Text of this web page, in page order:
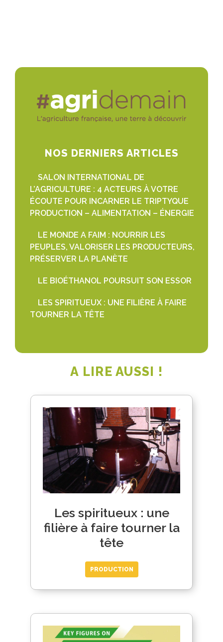
NOS DERNIERS ARTICLES
SALON INTERNATIONAL DE
L’AGRICULTURE : 4 ACTEURS À VOTRE
ÉCOUTE POUR INCARNER LE TRIPTYQUE
PRODUCTION – ALIMENTATION – ÉNERGIE
LE MONDE A FAIM : NOURRIR LES
PEUPLES, VALORISER LES PRODUCTEURS,
PRÉSERVER LA PLANÈTE
LE BIOÉTHANOL POURSUIT SON ESSOR
LES SPIRITUEUX : UNE FILIÈRE À FAIRE
TOURNER LA TÊTE
A LIRE AUSSI !
Les spiritueux : une
filière à faire tourner la
tête
PRODUCTION